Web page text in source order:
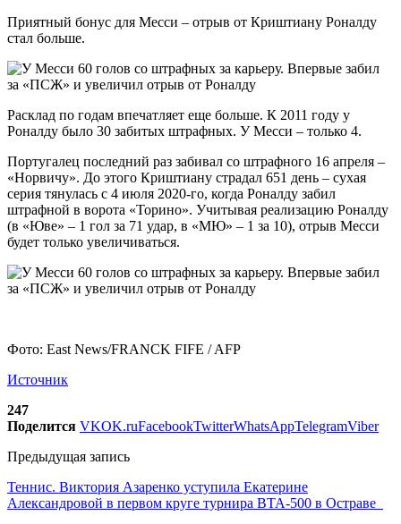
Приятный бонус для Месси – отрыв от Криштиану Роналду
стал больше.
Расклад по годам впечатляет еще больше. К 2011 году у
Роналду было 30 забитых штрафных. У Месси – только 4.
Португалец последний раз забивал со штрафного 16 апреля –
«Норвичу». До этого Криштиану страдал 651 день – сухая
серия тянулась с 4 июля 2020-го, когда Роналду забил
штрафной в ворота «Торино». Учитывая реализацию Роналду
(в «Юве» – 1 гол за 71 удар, в «МЮ» – 1 за 10), отрыв Месси
будет только увеличиваться.
Фото: East News/FRANCK FIFE / AFP
Источник
247
Поделится VKOK.ruFacebookTwitterWhatsAppTelegramViber
Предыдущая запись
Теннис. Виктория Азаренко уступила Екатерине
Александровой в первом круге турнира ВТА-500 в Остраве